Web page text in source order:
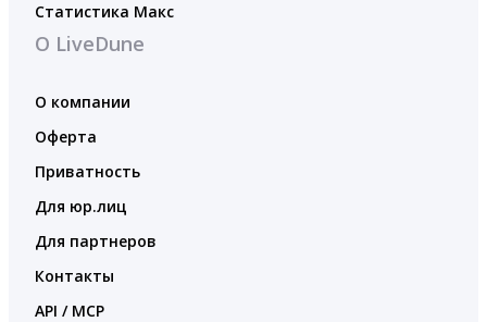
Статистика Макс
О LiveDune
О компании
Оферта
Приватность
Для юр.лиц
Для партнеров
Контакты
API / MCP